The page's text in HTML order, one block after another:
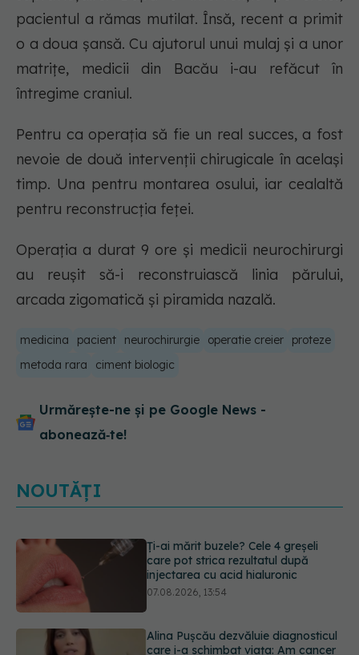
pacientul a rămas mutilat. Însă, recent a primit
o a doua șansă. Cu ajutorul unui mulaj și a unor
matrițe, medicii din Bacău i-au refăcut în
întregime craniul.
Pentru ca operația să fie un real succes, a fost
nevoie de două intervenţii chirugicale în acelaşi
timp. Una pentru montarea osului, iar cealaltă
pentru reconstrucţia feţei.
Operația a durat 9 ore și medicii neurochirurgi
au reușit să-i reconstruiască linia părului,
arcada zigomatică și piramida nazală.
medicina pacient neurochirurgie operatie creier
proteze
metoda rara
ciment biologic
Urmărește-ne și pe Google News -
abonează‑te!
NOUTĂȚI
Alina Pușcău dezvăluie diagnosticul
care i-a schimbat viața: Am cancer
la sân. Am intrat în metastază
07.08.2026, 12:39
Greșeala care îți crește tensiunea
arterială. Nu este doar sarea din